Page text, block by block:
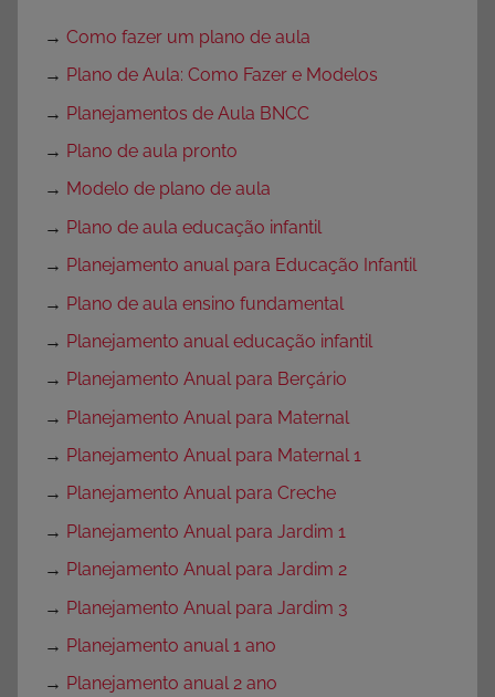
→ Como fazer um plano de aula
→ Plano de Aula: Como Fazer e Modelos
→ Planejamentos de Aula BNCC
→ Plano de aula pronto
→ Modelo de plano de aula
→ Plano de aula educação infantil
→ Planejamento anual para Educação Infantil
→ Plano de aula ensino fundamental
→ Planejamento anual educação infantil
→ Planejamento Anual para Berçário
→ Planejamento Anual para Maternal
→ Planejamento Anual para Maternal 1
→ Planejamento Anual para Creche
→ Planejamento Anual para Jardim 1
→ Planejamento Anual para Jardim 2
→ Planejamento Anual para Jardim 3
→ Planejamento anual 1 ano
→ Planejamento anual 2 ano